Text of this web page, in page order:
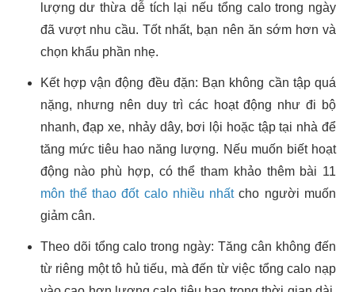
lượng dư thừa dễ tích lại nếu tổng calo trong ngày
đã vượt nhu cầu. Tốt nhất, bạn nên ăn sớm hơn và
chọn khẩu phần nhẹ.
Kết hợp vận động đều đặn: Bạn không cần tập quá
nặng, nhưng nên duy trì các hoạt động như đi bộ
nhanh, đạp xe, nhảy dây, bơi lội hoặc tập tại nhà để
tăng mức tiêu hao năng lượng. Nếu muốn biết hoạt
động nào phù hợp, có thể tham khảo thêm bài 11
môn thể thao đốt calo nhiều nhấtcho người muốn
giảm cân.
Theo dõi tổng calo trong ngày: Tăng cân không đến
từ riêng một tô hủ tiếu, mà đến từ việc tổng calo nạp